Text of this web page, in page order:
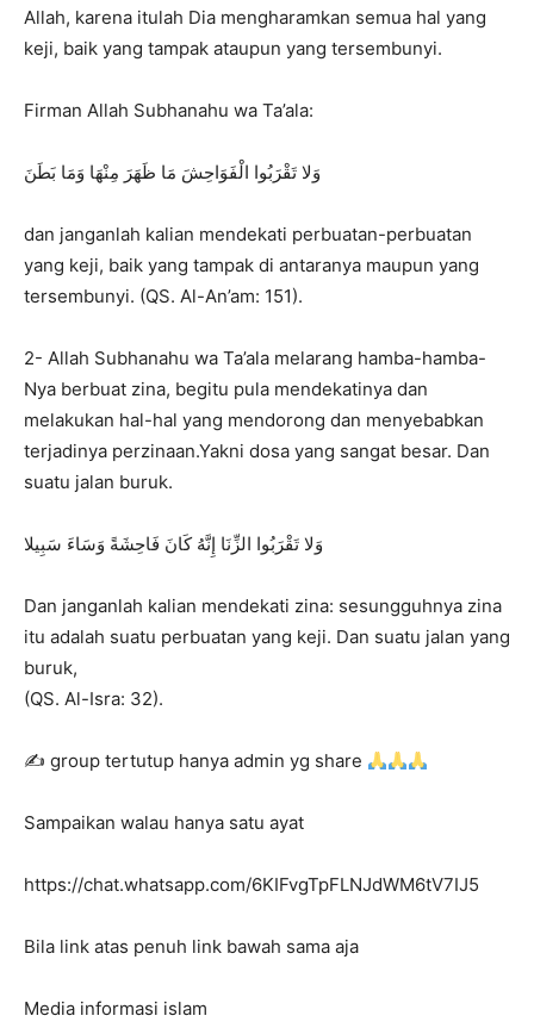
Allah, karena itulah Dia mengharamkan semua hal yang
keji, baik yang tampak ataupun yang tersembunyi.
Firman Allah Subhanahu wa Ta’ala:
وَلا تَقْرَبُوا الْفَوَاحِشَ مَا ظَهَرَ مِنْهَا وَمَا بَطَنَ
dan janganlah kalian mendekati perbuatan-perbuatan
yang keji, baik yang tampak di antaranya maupun yang
tersembunyi. (QS. Al-An’am: 151).
2- Allah Subhanahu wa Ta’ala melarang hamba-hamba-
Nya berbuat zina, begitu pula mendekatinya dan
melakukan hal-hal yang mendorong dan menyebabkan
terjadi­nya perzinaan.Yakni dosa yang sangat besar. Dan
suatu jalan buruk.
وَلا تَقْرَبُوا الزِّنَا إِنَّهُ كَانَ فَاحِشَةً وَسَاءَ سَبِيلا
Dan janganlah kalian mendekati zina: sesungguhnya zina
itu adalah suatu perbuatan yang keji. Dan suatu jalan yang
buruk,
(QS. Al-Isra: 32).
✍ group tertutup hanya admin yg share
Sampaikan walau hanya satu ayat
https://chat.whatsapp.com/6KIFvgTpFLNJdWM6tV7IJ5
Bila link atas penuh link bawah sama aja
Media informasi islam